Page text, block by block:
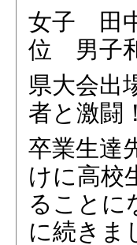
女子 田
位 男子
県大会出
者と激闘
卒業生達
けに高校
ること
に続きま